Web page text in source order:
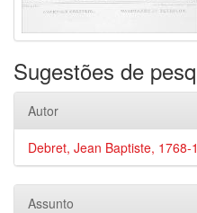
Sugestões de
Autor
Debret, Jean Baptiste, 1768-
Assunto